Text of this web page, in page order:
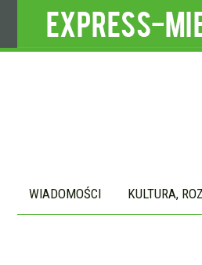
WIADOMOŚCI KULTURA,